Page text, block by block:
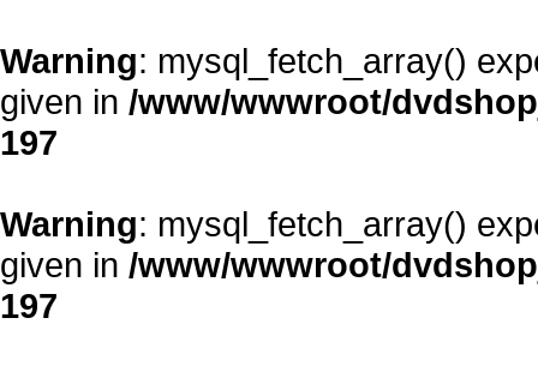
Warning: mysql_fetch_array()
given in /www/wwwroot/
197
Warning: mysql_fetch_array()
given in /www/wwwroot/
197